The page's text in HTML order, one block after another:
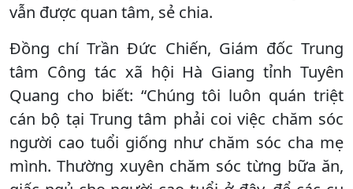
vẫn được quan tâm, sẻ chia.
Đồng chí Trần Đức Chiến, Giám đốc Trung
tâm Công tác xã hội Hà Giang tỉnh Tuyên
Quang cho biết: “Chúng tôi luôn quán triệt
cán bộ tại Trung tâm phải coi việc chăm sóc
người cao tuổi giống như chăm sóc cha mẹ
mình. Thường xuyên chăm sóc từng bữa ăn,